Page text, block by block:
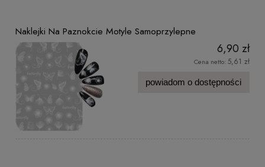
Naklejki Na Paznokcie Motyle Samoprzylepne
6,90 zł
Cena netto: 5,61 zł
powiadom o dostępności